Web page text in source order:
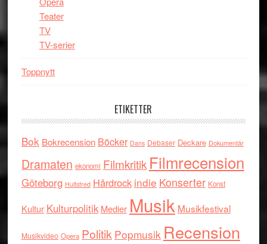
Teater
TV
TV-serier
Toppnytt
ETIKETTER
Bok Bokrecension Böcker Dans Debaser Deckare Dokumentär
Dramaten ekonomi Filmkritik Filmrecension
Göteborg Hultsfred Hårdrock indie Konserter Konst
Kultur Kulturpolitik Medier Musik Musikfestival
Musikvideo Opera Politik Popmusik Recension